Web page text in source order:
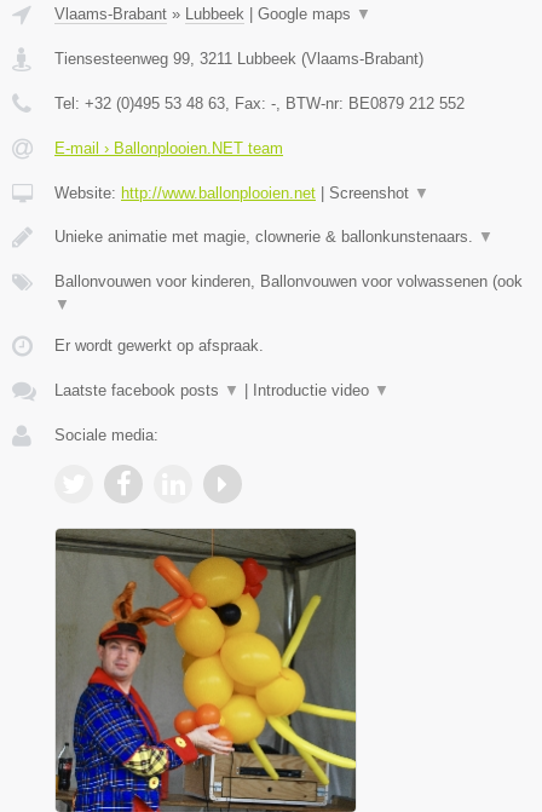
Vlaams-Brabant » Lubbeek Google maps ▼
Tiensesteenweg 99, 3211 Lubbeek (Vlaams-Brabant)
Tel: +32 (0)495 53 48 63, Fax: -, BTW-nr: BE0879 212 552
E-mail › Ballonplooien.NET team
Website: http://www.ballonplooien.net Screenshot ▼
Unieke animatie met magie, clownerie & ballonkunstenaars. ▼
Ballonvouwen voor kinderen, Ballonvouwen voor volwassenen (ook
▼
Er wordt gewerkt op afspraak.
Laatste facebook posts ▼ Introductie video ▼
Sociale media: